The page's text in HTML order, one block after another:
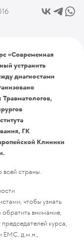
«Современная
устранить
диагностами
ГК
Клиники
всей страны.
чтобы узнать
обратить внимание,
председателей курса,
ЕМС, д.м.н.,